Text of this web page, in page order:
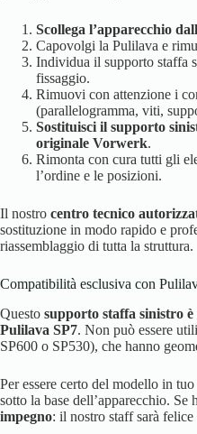
Scollega l’apparecchio
Capovolgi la Pulilava e
Individua il supporto staffa
fissaggio.
Rimuovi con attenzione i
(parallelogramma, viti,
Sostituisci il supporto
originale Vorwerk.
Rimonta con cura tutti gli
l’ordine e le posizioni.
Il nostro centro tecnico
sostituzione in modo rapido e
riassemblaggio di tutta la struttura.
Compatibilità esclusiva con
Questo supporto staffa sinistro è
Pulilava SP7. Non può essere
SP600 o SP530), che hanno
Per essere certo del modello in
sotto la base dell’apparecchio. Se
impegno: il nostro staff sarà